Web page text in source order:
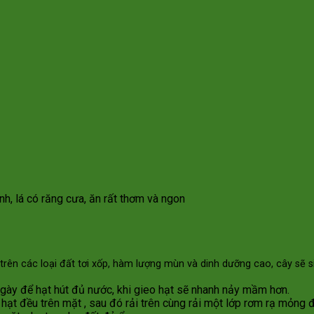
lá có răng cưa, ăn rất thơm và ngon
các loại đất tơi xốp, hàm lượng mùn và dinh dưỡng cao, cây sẽ
để hạt hút đủ nước, khi gieo hạt sẽ nhanh nảy mầm hơn.
đều trên mặt , sau đó rải trên cùng rải một lớp rơm rạ